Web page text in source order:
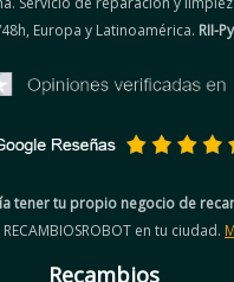
Europa y Latinoamérica. RII-
tener tu propio negocio de
en tu ciudad.
Recambios